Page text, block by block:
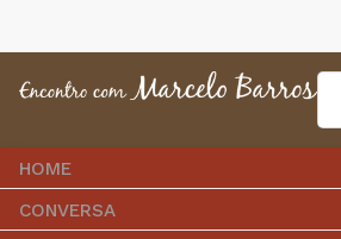
HOME
CONVERSA